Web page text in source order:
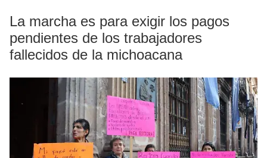
La marcha es para exigir los pagos
pendientes de los trabajadores
fallecidos de la michoacana